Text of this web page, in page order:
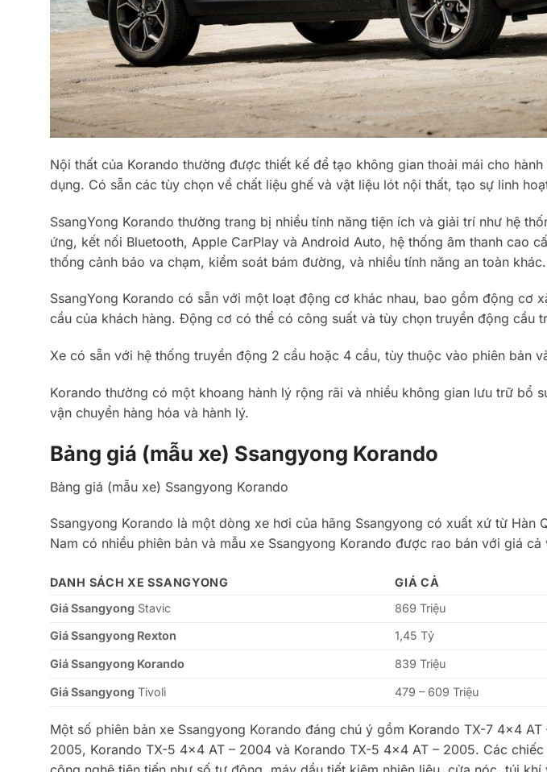
Nội thất của Korando thường được thiết kế để tạo không gian thoải mái cho
dụng. Có sẵn các tùy chọn về chất liệu ghế và vật liệu lót nội thất, tạo sự linh
SsangYong Korando thường trang bị nhiều tính năng tiện ích và giải trí như hệ
ứng, kết nối Bluetooth, Apple CarPlay và Android Auto, hệ thống âm thanh cao
thống cảnh báo va chạm, kiểm soát bám đường, và nhiều tính năng an toàn khác.
SsangYong Korando có sẵn với một loạt động cơ khác nhau, bao gồm động cơ
cầu của khách hàng. Động cơ có thể có công suất và tùy chọn truyền động cầu
Xe có sẵn với hệ thống truyền động 2 cầu hoặc 4 cầu, tùy thuộc vào phiên bản
Korando thường có một khoang hành lý rộng rãi và nhiều không gian lưu trữ bổ
vận chuyển hàng hóa và hành lý.
Bảng giá (mẫu xe) Ssangyong Korando
Bảng giá (mẫu xe) Ssangyong Korando
Ssangyong Korando là một dòng xe hơi của hãng Ssangyong có xuất xứ từ Hàn
Nam có nhiều phiên bản và mẫu xe Ssangyong Korando được rao bán với giá
DANH SÁCH XE SSANGYONG GIÁ CẢ
Giá Ssangyong Stavic
869 Triệu
Giá Ssangyong Rexton
1,45 Tỷ
Giá Ssangyong Korando 839 Triệu
Giá Ssangyong Tivoli 479 – 609 Triệu
Một số phiên bản xe Ssangyong Korando đáng chú ý gồm Korando TX-7 4×4
2005, Korando TX-5 4×4 AT – 2004 và Korando TX-5 4×4 AT – 2005. Các